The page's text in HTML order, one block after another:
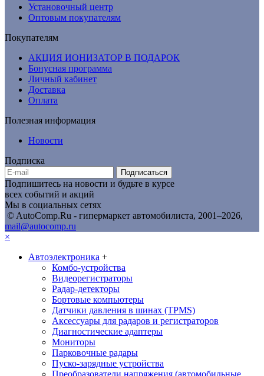
Установочный центр
Оптовым покупателям
Покупателям
АКЦИЯ ИОНИЗАТОР В ПОДАРОК
Бонусная программа
Личный кабинет
Доставка
Оплата
Полезная информация
Новости
Подписка
Подписаться
Подпишитесь на новости и будьте в курсе
всех событий и акций
Мы в социальных сетях
© AutoComp.Ru - гипермаркет автомобилиста, 2001–2026,
mail@autocomp.ru
×
Автоэлектроника +
Комбо-устройства
Видеорегистраторы
Радар-детекторы
Бортовые компьютеры
Датчики давления в шинах (TPMS)
Аксессуары для радаров и регистраторов
Диагностические адаптеры
Мониторы
Парковочные радары
Пуско-зарядные устройства
Преобразователи напряжения (автомобильные